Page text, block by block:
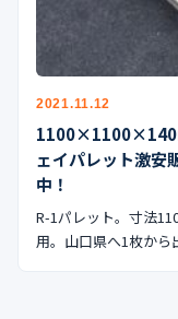
会社案内
2021.11.12
ェイパレット激安
中！
R-1パレット。寸法
用。山口県へ1枚から